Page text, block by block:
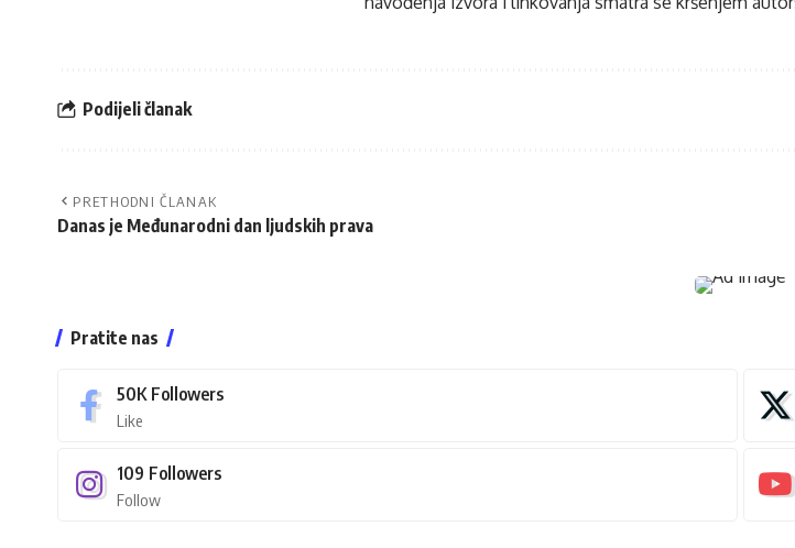
Podijeli članak
PRETHODNI ČLANAK
Danas je Međunarodni dan ljudskih prava
Pratite nas
50K Followers
Like
109 Followers
Follow